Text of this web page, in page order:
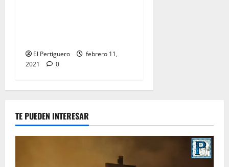
El Pertiguero
febrero 11,
2021
0
TE PUEDEN INTERESAR